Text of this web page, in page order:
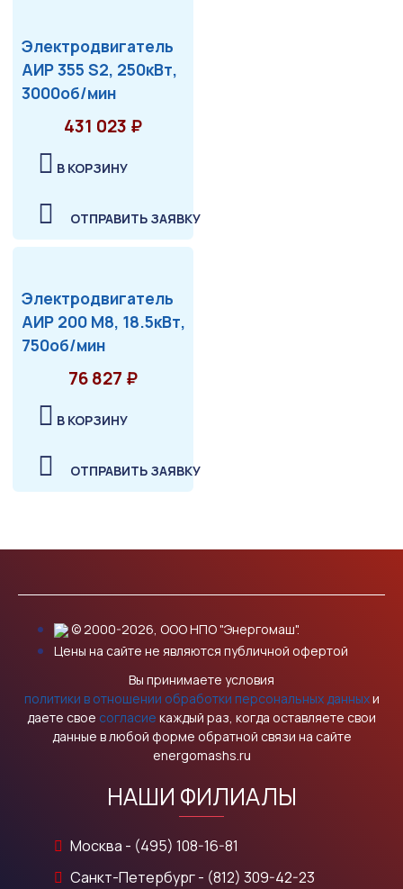
Электродвигатель
АИР 355 S2, 250кВт,
3000об/мин
431 023 ₽
В КОРЗИНУ
ОТПРАВИТЬ ЗАЯВКУ
Электродвигатель
АИР 200 М8, 18.5кВт,
750об/мин
76 827 ₽
В КОРЗИНУ
ОТПРАВИТЬ ЗАЯВКУ
© 2000-2026, ООО НПО "Энергомаш".
Цены на сайте не являются публичной офертой
Вы принимаете условия
политики в отношении обработки персональных данныхи
даете свое согласие каждый раз, когда оставляете свои
данные в любой форме обратной связи на сайте
energomashs.ru
НАШИ ФИЛИАЛЫ
Москва - (495) 108-16-81
Санкт-Петербург - (812) 309-42-23